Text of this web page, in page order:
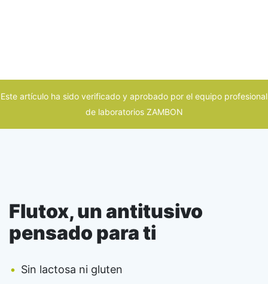
Este artículo ha sido verificado y aprobado por el equipo profesional
de laboratorios ZAMBON
Flutox, un antitusivo
pensado para ti
Sin lactosa ni gluten